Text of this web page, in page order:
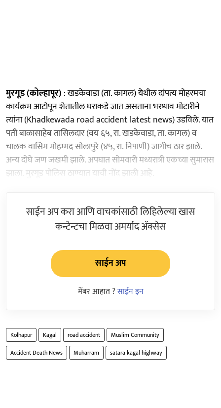
मुरगूड (कोल्हापूर) : खडकेवाडा (ता. कागल) येथील दांपत्य मोहरमचा
कार्यक्रम आटोपून शेतातील घराकडे जात असताना भरधाव मोटारीने
त्यांना (Khadkewada road accident latest news) उडविले. यात
पती बाळासाहेब तासिलदार (वय ६५, रा. खडकेवाडा, ता. कागल) व
चालक वासिम मोहम्मद सोलापुरे (४५, रा. निपाणी) जागीच ठार झाले.
अन्य दोघे जण जखमी झाले. अपघात सोमवारी मध्यरात्री एकच्या सुमारास
झाला. मुरगूड पोलिस ठाण्यात याची नोंद झाली आहे.
साईन अप करा आणि वाचकांसाठी लिहिलेल्या खास
कन्टेन्टचा मिळवा अमर्याद ॲक्सेस
साईन अप
मेंबर आहात ?साईन इन
Kolhapur Kagal road accident
Muslim Community
Accident Death News
Muharram satara kagal highway